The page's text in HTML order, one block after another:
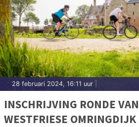
28 februari 2024, 16:11 uur
INSCHRIJVING RONDE
WESTFRIESE OMRINGDIJK